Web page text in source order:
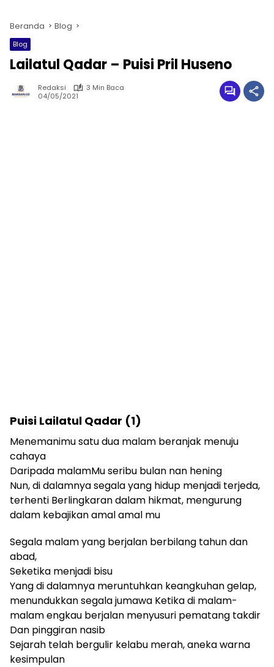
Beranda Blog
Blog
Lailatul Qadar – Puisi Pril Huseno
Redaksi
3 Min Baca
04/05/2021
Puisi Lailatul Qadar (1)
Menemanimu satu dua malam beranjak menuju
cahaya
Daripada malamMu seribu bulan nan hening
Nun, di dalamnya segala yang hidup menjadi terjeda,
terhenti Berlingkaran dalam hikmat, mengurung
dalam kebajikan amal amal mu
Segala malam yang berjalan berbilang tahun dan
abad,
Seketika menjadi bisu
Yang di dalamnya meruntuhkan keangkuhan gelap,
menundukkan segala jumawa Ketika di malam-
malam engkau berjalan menyusuri pematang takdir
Dan pinggiran nasib
Sejarah telah bergulir kelabu merah, aneka warna
kesimpulan